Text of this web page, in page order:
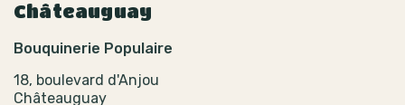
Châteauguay
Bouquinerie Populaire
18, boulevard d'Anjou
Châteauguay